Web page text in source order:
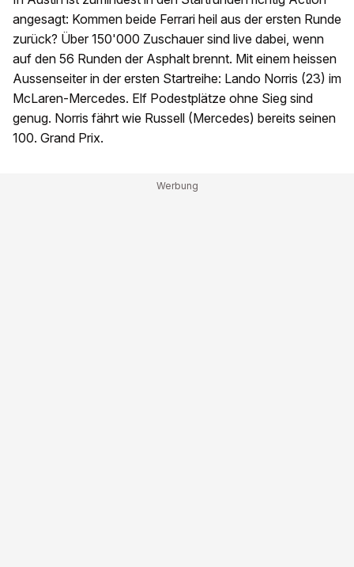
angesagt: Kommen beide Ferrari heil aus der ersten Runde
zurück? Über 150'000 Zuschauer sind live dabei, wenn
auf den 56 Runden der Asphalt brennt. Mit einem heissen
Aussenseiter in der ersten Startreihe: Lando Norris (23) im
McLaren-Mercedes. Elf Podestplätze ohne Sieg sind
genug. Norris fährt wie Russell (Mercedes) bereits seinen
100. Grand Prix.